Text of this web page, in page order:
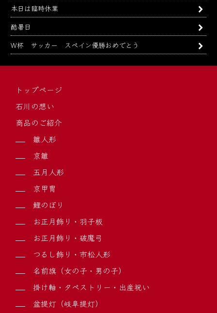
本日は臨時休業
酷暑日
W杯 サッカー スペイン優勝おめでとう
トップページ
石川の想い
商品のご紹介
雛人形
京雛
五月人形
京甲冑
鯉のぼり
お正月飾り・羽子板
お正月飾り・破魔弓
つるし飾り・市松人形
名前旗（女の子・男の子）
掛け軸・タペストリー・出産祝い
盆提灯（岐阜提灯）